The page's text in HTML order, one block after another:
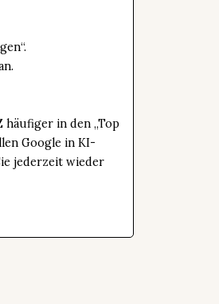
häufiger in den „Top
Google in KI-
jederzeit wieder